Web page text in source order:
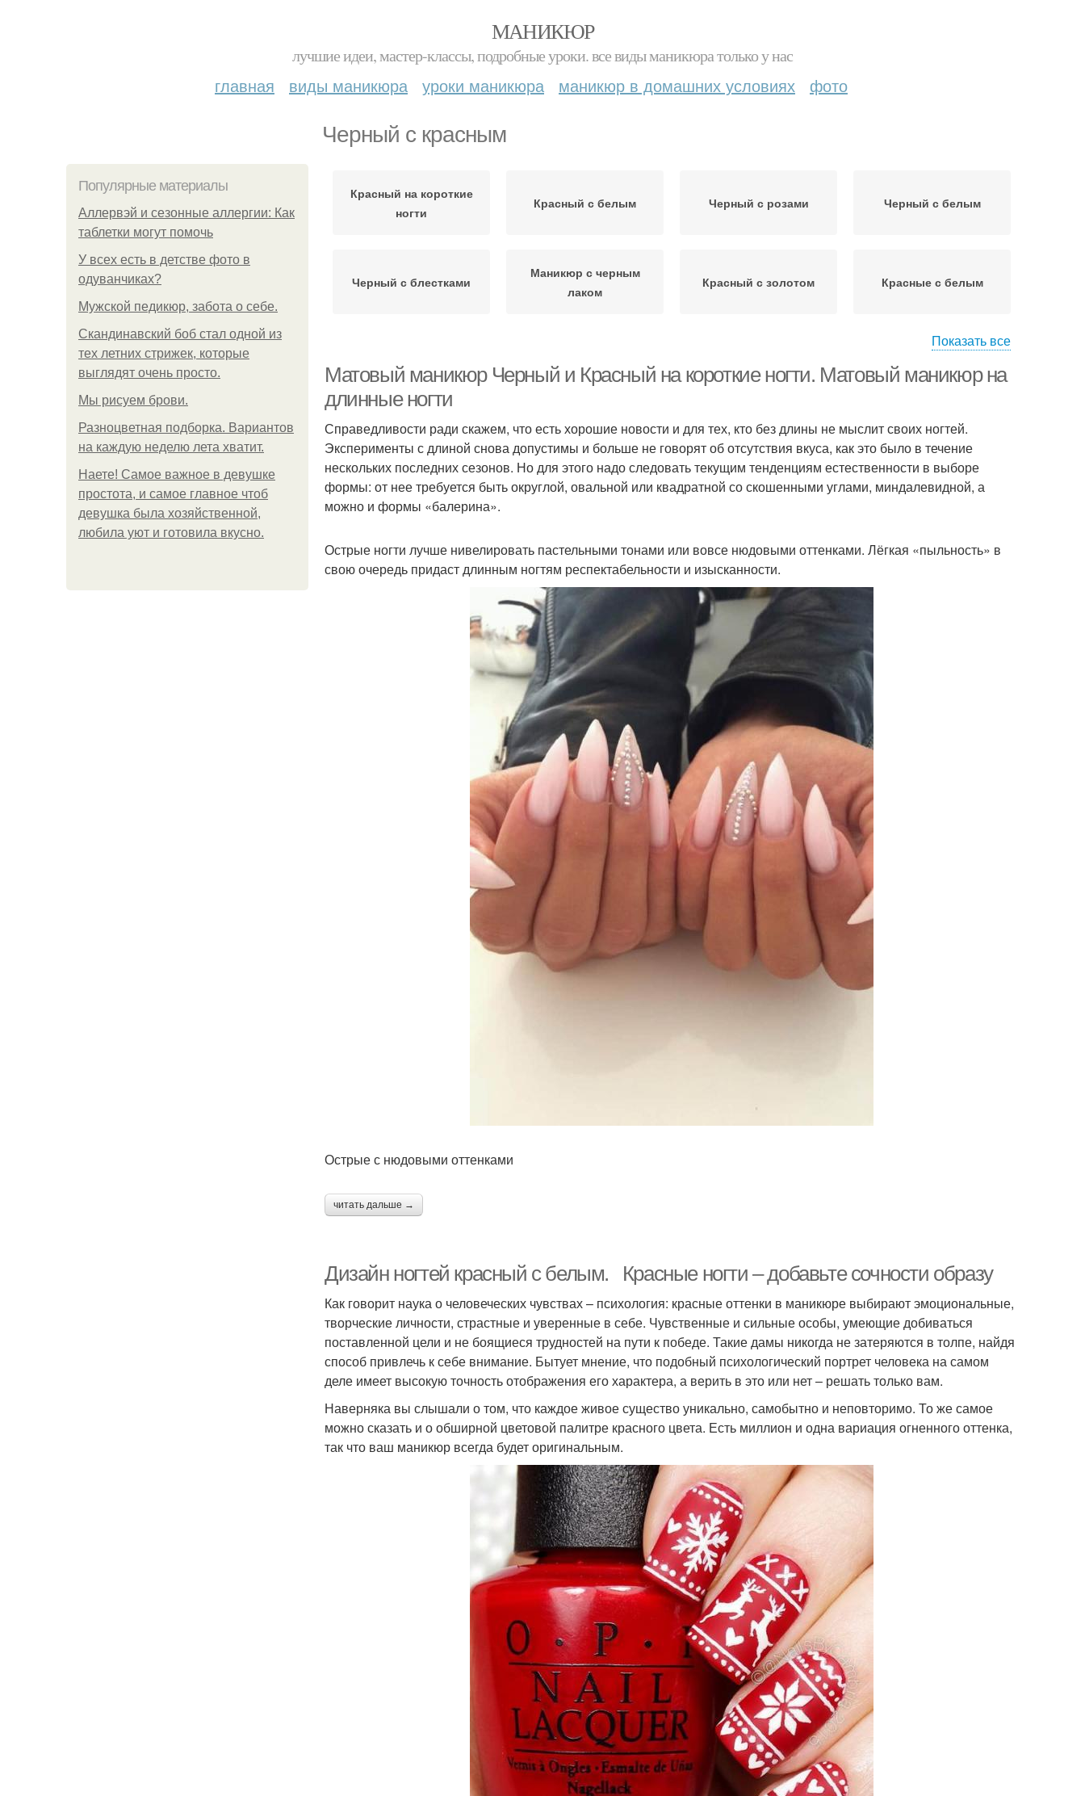
МАНИКЮР
лучшие идеи, мастер-классы, подробные уроки. все виды маникюра только у нас
главная виды маникюра уроки маникюра маникюр в домашних условиях фото
Черный с красным
Популярные материалы
Аллервэй и сезонные аллергии: Как
таблетки могут помочь
У всех есть в детстве фото в
одуванчиках?
Мужской педикюр, забота о себе.
Скандинавский боб стал одной из
тех летних стрижек, которые
выглядят очень просто.
Мы рисуем брови.
Разноцветная подборка. Вариантов
на каждую неделю лета хватит.
Наете! Самое важное в девушке
простота, и самое главное чтоб
девушка была хозяйственной,
любила уют и готовила вкусно.
Красный на короткие
ногти
Красный с белым Черный с розами Черный с белым
Черный с блестками
Маникюр с черным
лаком
Красный с золотом Красные с белым
Показать все
Матовый маникюр Черный и Красный на короткие ногти. Матовый маникюр на
длинные ногти
Справедливости ради скажем, что есть хорошие новости и для тех, кто без длины не мыслит своих ногтей.
Эксперименты с длиной снова допустимы и больше не говорят об отсутствия вкуса, как это было в течение
нескольких последних сезонов. Но для этого надо следовать текущим тенденциям естественности в выборе
формы: от нее требуется быть округлой, овальной или квадратной со скошенными углами, миндалевидной, а
можно и формы «балерина».
Острые ногти лучше нивелировать пастельными тонами или вовсе нюдовыми оттенками. Лёгкая «пыльность» в
свою очередь придаст длинным ногтям респектабельности и изысканности.
Острые с нюдовыми оттенками
читать дальше →
Дизайн ногтей красный с белым. Красные ногти – добавьте сочности образу
Как говорит наука о человеческих чувствах – психология: красные оттенки в маникюре выбирают эмоциональные,
творческие личности, страстные и уверенные в себе. Чувственные и сильные особы, умеющие добиваться
поставленной цели и не боящиеся трудностей на пути к победе. Такие дамы никогда не затеряются в толпе, найдя
способ привлечь к себе внимание. Бытует мнение, что подобный психологический портрет человека на самом
деле имеет высокую точность отображения его характера, а верить в это или нет – решать только вам.
Наверняка вы слышали о том, что каждое живое существо уникально, самобытно и неповторимо. То же самое
можно сказать и о обширной цветовой палитре красного цвета. Есть миллион и одна вариация огненного оттенка,
так что ваш маникюр всегда будет оригинальным.